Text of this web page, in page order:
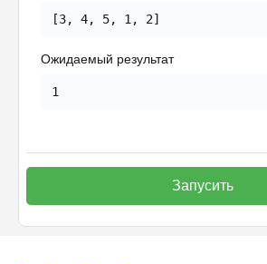
[3, 4, 5, 1, 2]
Ожидаемый результат
1
Запусить